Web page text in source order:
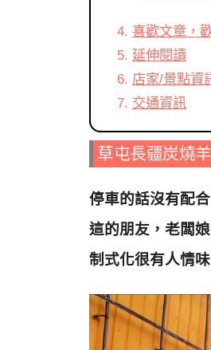
喜歡文章，
延伸閱讀
店家/景點資
交通資訊
草屯長疆炭燒
停車的話沒有配
這的朋友，老闆
制式化很有人情味